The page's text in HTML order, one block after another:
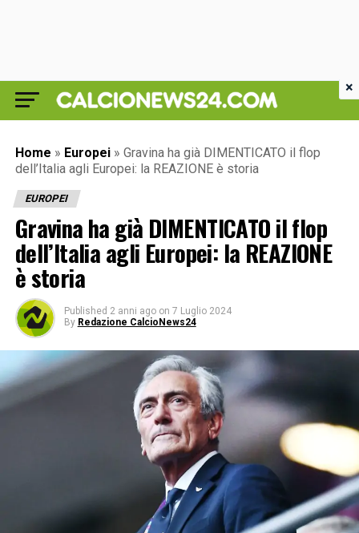
Home » Europei » Gravina ha già DIMENTICATO il flop
dell’Italia agli Europei: la REAZIONE è storia
EUROPEI
Gravina ha già DIMENTICATO il flop
dell’Italia agli Europei: la REAZIONE
è storia
Published 2 anni ago on 7 Luglio 2024
By Redazione CalcioNews24
×